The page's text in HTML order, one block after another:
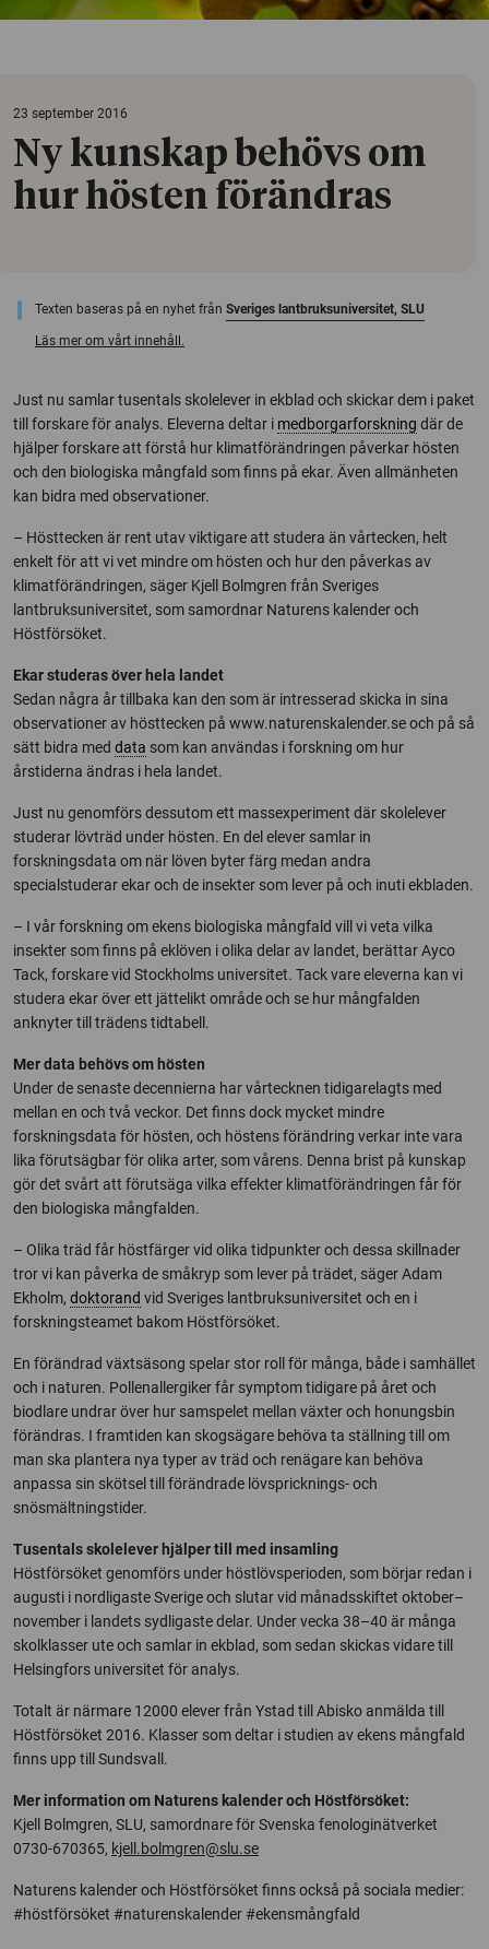
23 september 2016
Ny kunskap behövs om
hur hösten förändras
Texten baseras på en nyhet från Sveriges lantbruksuniversitet, SLU
Läs mer om vårt innehåll.
Just nu samlar tusentals skolelever in ekblad och skickar dem i paket
till forskare för analys. Eleverna deltar i medborgarforskning där de
hjälper forskare att förstå hur klimatförändringen påverkar hösten
och den biologiska mångfald som finns på ekar. Även allmänheten
kan bidra med observationer.
– Hösttecken är rent utav viktigare att studera än vårtecken, helt
enkelt för att vi vet mindre om hösten och hur den påverkas av
klimatförändringen, säger Kjell Bolmgren från Sveriges
lantbruksuniversitet, som samordnar Naturens kalender och
Höstförsöket.
Ekar studeras över hela landet
Sedan några år tillbaka kan den som är intresserad skicka in sina
observationer av hösttecken på www.naturenskalender.se och på så
sätt bidra med data som kan användas i forskning om hur
årstiderna ändras i hela landet.
Just nu genomförs dessutom ett massexperiment där skolelever
studerar lövträd under hösten. En del elever samlar in
forskningsdata om när löven byter färg medan andra
specialstuderar ekar och de insekter som lever på och inuti ekbladen.
– I vår forskning om ekens biologiska mångfald vill vi veta vilka
insekter som finns på eklöven i olika delar av landet, berättar Ayco
Tack, forskare vid Stockholms universitet. Tack vare eleverna kan vi
studera ekar över ett jättelikt område och se hur mångfalden
anknyter till trädens tidtabell.
Mer data behövs om hösten
Under de senaste decennierna har vårtecknen tidigarelagts med
mellan en och två veckor. Det finns dock mycket mindre
forskningsdata för hösten, och höstens förändring verkar inte vara
lika förutsägbar för olika arter, som vårens. Denna brist på kunskap
gör det svårt att förutsäga vilka effekter klimatförändringen får för
den biologiska mångfalden.
– Olika träd får höstfärger vid olika tidpunkter och dessa skillnader
tror vi kan påverka de småkryp som lever på trädet, säger Adam
Ekholm, doktorand vid Sveriges lantbruksuniversitet och en i
forskningsteamet bakom Höstförsöket.
En förändrad växtsäsong spelar stor roll för många, både i samhället
och i naturen. Pollenallergiker får symptom tidigare på året och
biodlare undrar över hur samspelet mellan växter och honungsbin
förändras. I framtiden kan skogsägare behöva ta ställning till om
man ska plantera nya typer av träd och renägare kan behöva
anpassa sin skötsel till förändrade lövspricknings- och
snösmältningstider.
Tusentals skolelever hjälper till med insamling
Höstförsöket genomförs under höstlövsperioden, som börjar redan i
augusti i nordligaste Sverige och slutar vid månadsskiftet oktober–
november i landets sydligaste delar. Under vecka 38–40 är många
skolklasser ute och samlar in ekblad, som sedan skickas vidare till
Helsingfors universitet för analys.
Totalt är närmare 12000 elever från Ystad till Abisko anmälda till
Höstförsöket 2016. Klasser som deltar i studien av ekens mångfald
finns upp till Sundsvall.
Mer information om Naturens kalender och Höstförsöket:
Kjell Bolmgren, SLU, samordnare för Svenska fenologinätverket
0730-670365, kjell.bolmgren@slu.se
Naturens kalender och Höstförsöket finns också på sociala medier:
#höstförsöket #naturenskalender #ekensmångfald